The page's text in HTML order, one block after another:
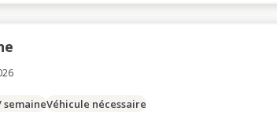
semaineVéhicule nécessaire